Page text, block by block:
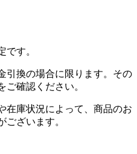
です。
引換の場合に限ります。その
ご確認ください。
在庫状況によって、商品のお
ございます。